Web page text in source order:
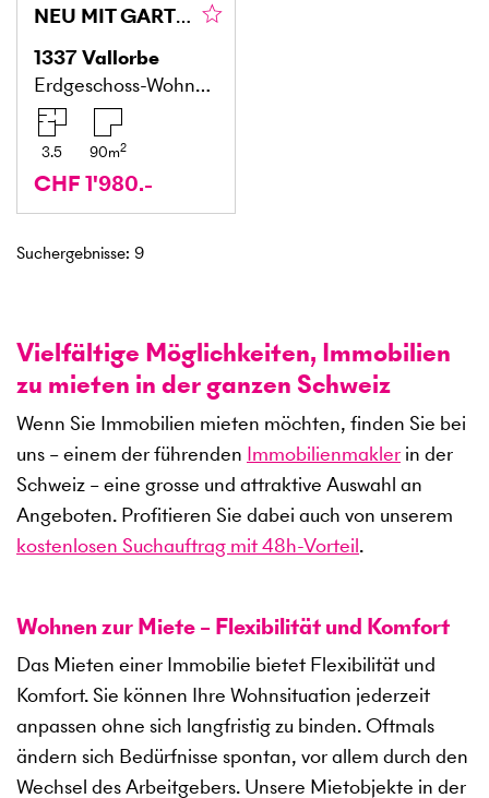
NEU MIT GARTEN
1337Vallorbe
Erdgeschoss-Wohnung
3.5 90m2
CHF 1'980.-
Suchergebnisse: 9
Vielfältige Möglichkeiten, Immobilien
zu mieten in der ganzen Schweiz
Wenn Sie Immobilien mieten möchten, finden Sie bei
uns – einem der führenden Immobilienmakler in der
Schweiz – eine grosse und attraktive Auswahl an
Angeboten. Profitieren Sie dabei auch von unserem
kostenlosen Suchauftrag mit 48h-Vorteil.
Wohnen zur Miete – Flexibilität und Komfort
Das Mieten einer Immobilie bietet Flexibilität und
Komfort. Sie können Ihre Wohnsituation jederzeit
anpassen ohne sich langfristig zu binden. Oftmals
ändern sich Bedürfnisse spontan, vor allem durch den
Wechsel des Arbeitgebers. Unsere Mietobjekte in der